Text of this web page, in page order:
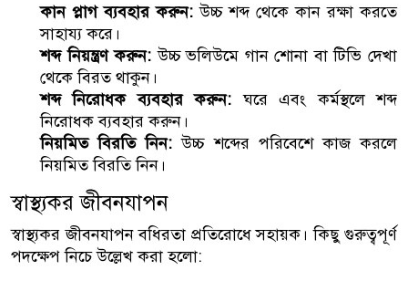
কান প্লাগ ব্যবহার করুন: উচ্চ শব্দ থেকে কান রক্ষা করতে
সাহায্য করে।
শব্দ নিয়ন্ত্রণ করুন: উচ্চ ভলিউমে গান শোনা বা টিভি দেখা
থেকে বিরত থাকুন।
শব্দ নিরোধক ব্যবহার করুন: ঘরে এবং কর্মস্থলে শব্দ
নিরোধক ব্যবহার করুন।
নিয়মিত বিরতি নিন: উচ্চ শব্দের পরিবেশে কাজ করলে
নিয়মিত বিরতি নিন।
স্বাস্থ্যকর জীবনযাপন
স্বাস্থ্যকর জীবনযাপন বধিরতা প্রতিরোধে সহায়ক। কিছু গুরুত্বপূর্ণ
পদক্ষেপ নিচে উল্লেখ করা হলো: